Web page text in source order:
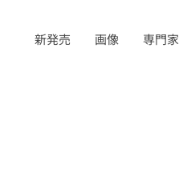
新発売 画像 専門家